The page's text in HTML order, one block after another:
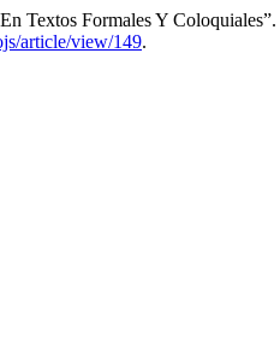
Textos Formales Y Coloquiales”.
article/view/149.